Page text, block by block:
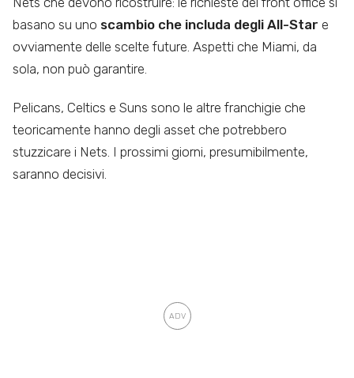
basano su uno scambio che includa degli All-Star e
ovviamente delle scelte future. Aspetti che Miami, da
sola, non può garantire.
Pelicans, Celtics e Suns sono le altre franchigie che
teoricamente hanno degli asset che potrebbero
stuzzicare i Nets. I prossimi giorni, presumibilmente,
saranno decisivi.